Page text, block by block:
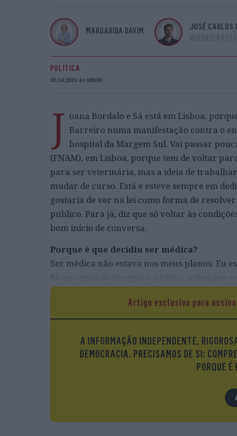
MARGARIDA DAVIM
JOSÉ CARLOS
REPÓRTER
POLÍTICA
02.10.2025 às 08h00
J oana Bordalo e Sá está em Lisboa,
Barreiro numa manifestação contra o
hospital da Margem Sul. Vai passar
(FNAM), em Lisboa, porque tem de voltar
para ser veterinária, mas a ideia de
mudar de curso. Está e esteve sempre em
gostaria de ver na lei como forma de
público. Para já, diz que só voltar às
bom início de conversa.
Porque é que decidiu ser médica?
Ser médica não estava nos meus planos. Eu
Só que quando cheguei à prática, achei que
também gostava muito de investigação e
também no propósito de eventualmente
Artigo exclusivo para
A INFORMAÇÃO INDEPENDENTE,
DEMOCRACIA. PRECISAMOS DE SI:
PORQUE